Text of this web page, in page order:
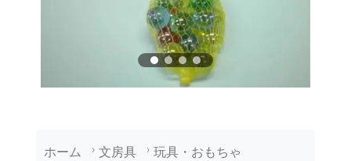
ホーム 文房具 玩具・おもちゃ